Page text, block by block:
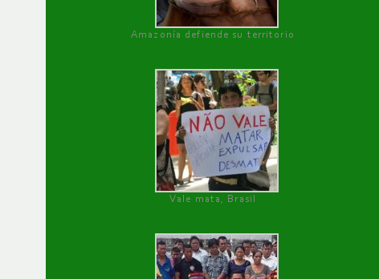
Amazonía defiende su territorio
Vale mata, Brasil